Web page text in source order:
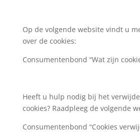
Op de volgende website vindt u
over de cookies:
Consumentenbond “Wat zijn
Heeft u hulp nodig bij het
cookies? Raadpleeg de volgende
Consumentenbond “Cookies